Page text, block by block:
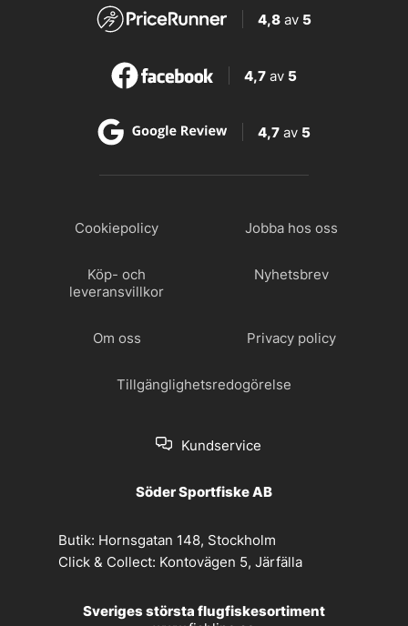
4,8 av 5
4,7 av 5
4,7 av 5
Cookiepolicy Jobba hos oss
Köp- och
leveransvillkor
Nyhetsbrev
Om oss Privacy policy
Tillgänglighetsredogörelse
Kundservice
Söder Sportfiske AB
Butik: Hornsgatan 148, Stockholm
Click & Collect: Kontovägen 5, Järfälla
Sveriges största flugfiskesortiment